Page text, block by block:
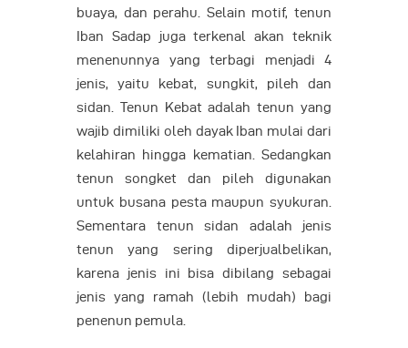
buaya, dan perahu. Selain motif, tenun
Iban Sadap juga terkenal akan teknik
menenunnya yang terbagi menjadi 4
jenis, yaitu kebat, sungkit, pileh dan
sidan. Tenun Kebat adalah tenun yang
wajib dimiliki oleh dayak Iban mulai dari
kelahiran hingga kematian. Sedangkan
tenun songket dan pileh digunakan
untuk busana pesta maupun syukuran.
Sementara tenun sidan adalah jenis
tenun yang sering diperjualbelikan,
karena jenis ini bisa dibilang sebagai
jenis yang ramah (lebih mudah) bagi
penenun pemula.